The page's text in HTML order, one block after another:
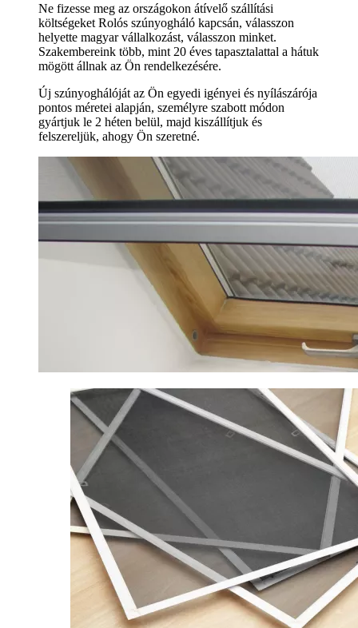
Ne fizesse meg az országokon átívelő szállítási
költségeket Rolós szúnyogháló kapcsán, válasszon
helyette magyar vállalkozást, válasszon minket.
Szakembereink több, mint 20 éves tapasztalattal a hátuk
mögött állnak az Ön rendelkezésére.
Új szúnyoghálóját az Ön egyedi igényei és nyílászárója
pontos méretei alapján, személyre szabott módon
gyártjuk le 2 héten belül, majd kiszállítjuk és
felszereljük, ahogy Ön szeretné.